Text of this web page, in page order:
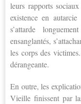
leurs rapports
existence en
s’attarde
ensanglantés,
les corps des
dérangeante.
En outre, les
Vieille finissent par